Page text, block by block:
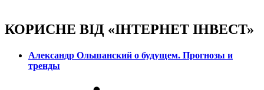
КОРИСНЕ ВІД «ІНТЕРНЕТ ІНВЕСТ»
Александр Ольшанский о будущем. Прогнозы и
тренды